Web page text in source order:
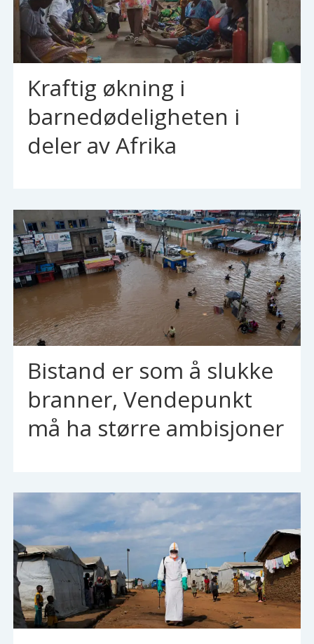
Kraftig økning i
barnedødeligheten i
deler av Afrika
Bistand er som å slukke
branner, Vendepunkt
må ha større ambisjoner